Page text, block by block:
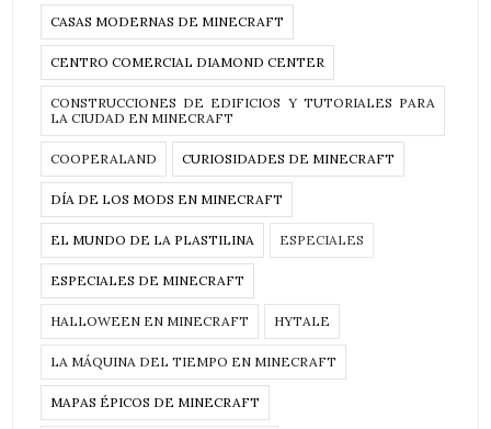
CASAS MODERNAS DE MINECRAFT
CENTRO COMERCIAL DIAMOND CENTER
CONSTRUCCIONES DE EDIFICIOS Y TUTORIALES PARA
LA CIUDAD EN MINECRAFT
COOPERALAND CURIOSIDADES DE MINECRAFT
DÍA DE LOS MODS EN MINECRAFT
EL MUNDO DE LA PLASTILINA ESPECIALES
ESPECIALES DE MINECRAFT
HALLOWEEN EN MINECRAFT HYTALE
LA MÁQUINA DEL TIEMPO EN MINECRAFT
MAPAS ÉPICOS DE MINECRAFT